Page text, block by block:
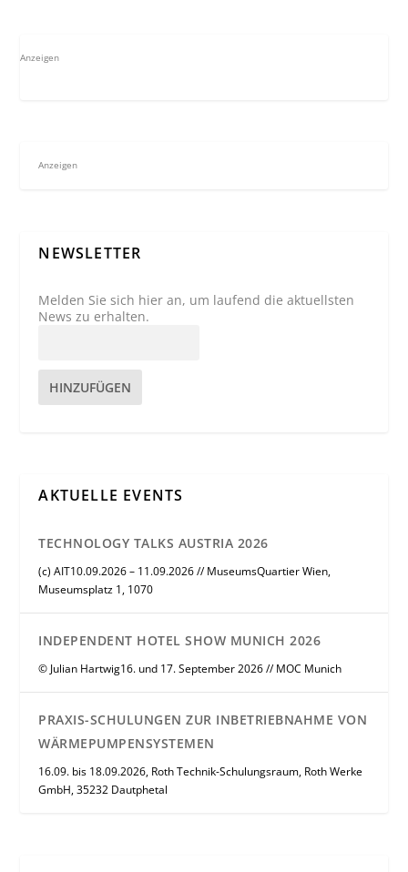
Anzeigen
Anzeigen
NEWSLETTER
Melden Sie sich hier an, um laufend die aktuellsten
News zu erhalten.
HINZUFÜGEN
AKTUELLE EVENTS
TECHNOLOGY TALKS AUSTRIA 2026
(c) AIT10.09.2026 – 11.09.2026 // MuseumsQuartier Wien,
Museumsplatz 1, 1070
INDEPENDENT HOTEL SHOW MUNICH 2026
© Julian Hartwig16. und 17. September 2026 // MOC Munich
PRAXIS-SCHULUNGEN ZUR INBETRIEBNAHME VON
WÄRMEPUMPENSYSTEMEN
16.09. bis 18.09.2026, Roth Technik-Schulungsraum, Roth Werke
GmbH, 35232 Dautphetal